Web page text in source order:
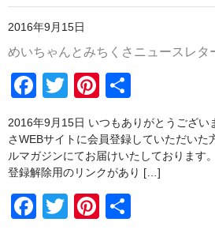
ピクルス
野菜セット
野菜セットの包装・梱包について
送料込みパック
書籍
k
c
e
b
o
o
k
tt
er
er
e
st
2016年9月15日
めいちゃんとみちくさニュースレタ
F
a
c
e
b
o
T
wi
tt
er
Pi
nt
er
e
st
有
2016年9月15日 いつもありがとうござい
さWEBサイトに会員登録していただいた
ルマガジンにてお届けいたしております
登録解除用のリンクがあり […]
F
T
Pi